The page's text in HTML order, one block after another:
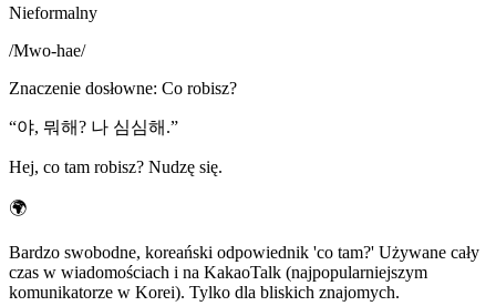
Nieformalny
/Mwo-hae/
Znaczenie dosłowne: Co robisz?
“야, 뭐해? 나 심심해.”
Hej, co tam robisz? Nudzę się.
🌍
Bardzo swobodne, koreański odpowiednik 'co tam?' Używane cały
czas w wiadomościach i na KakaoTalk (najpopularniejszym
komunikatorze w Korei). Tylko dla bliskich znajomych.